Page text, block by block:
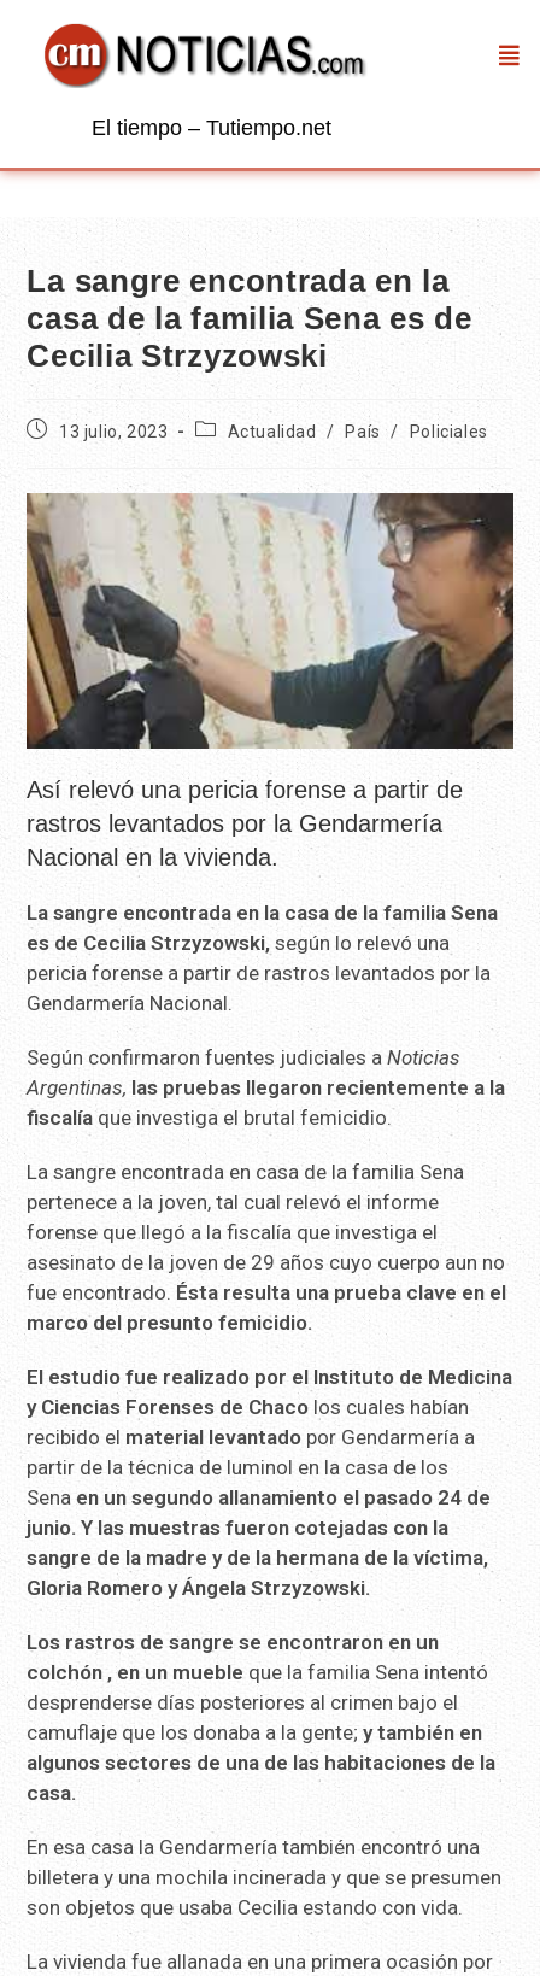
El tiempo – Tutiempo.net
La sangre encontrada en la
casa de la familia Sena es de
Cecilia Strzyzowski
13 julio, 2023 Actualidad / País / Policiales
Así relevó una pericia forense a partir de
rastros levantados por la Gendarmería
Nacional en la vivienda.
La sangre encontrada en la casa de la familia Sena
es de Cecilia Strzyzowski, según lo relevó una
pericia forense a partir de rastros levantados por la
Gendarmería Nacional.
Según confirmaron fuentes judiciales aNoticias
Argentinas, las pruebas llegaron recientemente a la
fiscalíaque investiga el brutal femicidio.
La sangre encontrada en casa de la familia Sena
pertenece a la joven, tal cual relevó el informe
forense que llegó a la fiscalía que investiga el
asesinato de la joven de 29 años cuyo cuerpo aun no
fue encontrado. Ésta resulta una prueba clave en el
marco del presunto femicidio.
El estudio fue realizado por el Instituto de Medicina
y Ciencias Forenses de Chaco los cuales habían
recibido el material levantado por Gendarmería a
partir de la técnica de luminol en la casa de los
Senaen un segundo allanamiento el pasado 24 de
junio. Y las muestras fueron cotejadas con la
sangre de la madre y de la hermana de la víctima,
Gloria Romero y Ángela Strzyzowski.
Los rastros de sangre se encontraron en un
colchón , en un mueble que la familia Sena intentó
desprenderse días posteriores al crimen bajo el
camuflaje que los donaba a la gente;y también en
algunos sectores de una de las habitaciones de la
casa.
En esa casa la Gendarmería también encontró una
billetera y una mochila incinerada y que se presumen
son objetos que usaba Cecilia estando con vida.
La vivienda fue allanada en una primera ocasión por